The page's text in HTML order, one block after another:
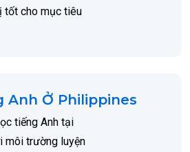
tốt cho mục tiêu
Anh Ở Philippines
tiếng Anh tại
môi trường luyện